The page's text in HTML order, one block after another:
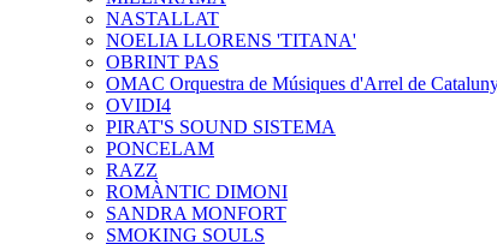
NASTALLAT
NOELIA LLORENS 'TITANA'
OBRINT PAS
OMAC Orquestra de Músiques d'Arrel de
OVIDI4
PIRAT'S SOUND SISTEMA
PONCELAM
RAZZ
ROMÀNTIC DIMONI
SANDRA MONFORT
SMOKING SOULS